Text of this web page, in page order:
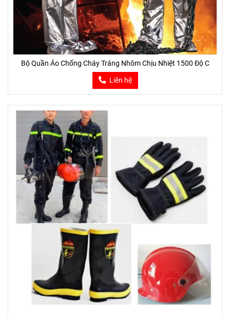
Bộ Quần Áo Chống Cháy Tráng Nhôm Chịu Nhiệt 1500 Độ C
Liên hệ